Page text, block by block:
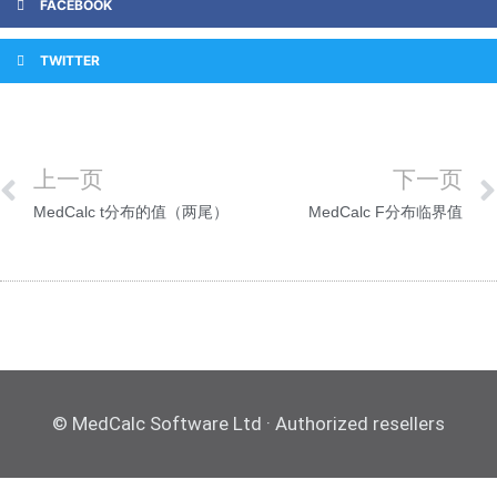
FACEBOOK
TWITTER
上一页
MedCalc t分布的值（两尾）
下一页
MedCalc F分布临界值
© MedCalc Software Ltd · Authorized resellers